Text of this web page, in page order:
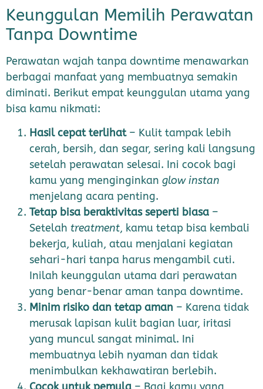
Keunggulan Memilih Perawatan
Tanpa Downtime
Perawatan wajah tanpa downtime menawarkan
berbagai manfaat yang membuatnya semakin
diminati. Berikut empat keunggulan utama yang
bisa kamu nikmati:
Hasil cepat terlihat– Kulit tampak lebih
cerah, bersih, dan segar, sering kali langsung
setelah perawatan selesai. Ini cocok bagi
kamu yang menginginkan glow instan
menjelang acara penting.
Tetap bisa beraktivitas seperti biasa –
Setelah treatment, kamu tetap bisa kembali
bekerja, kuliah, atau menjalani kegiatan
sehari-hari tanpa harus mengambil cuti.
Inilah keunggulan utama dari perawatan
yang benar-benar aman tanpa downtime.
Minim risiko dan tetap aman – Karena tidak
merusak lapisan kulit bagian luar, iritasi
yang muncul sangat minimal. Ini
membuatnya lebih nyaman dan tidak
menimbulkan kekhawatiran berlebih.